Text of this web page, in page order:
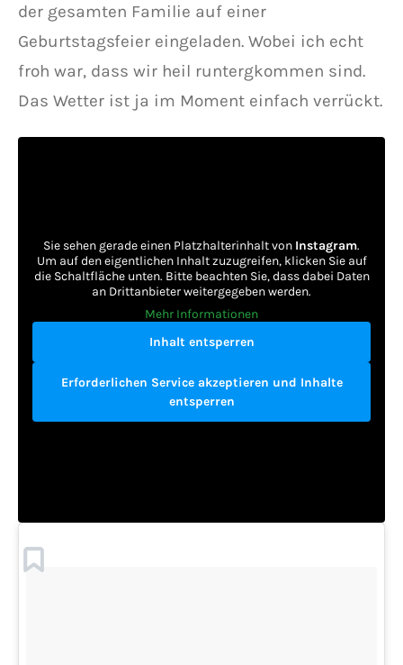
der gesamten Familie auf einer
Geburtstagsfeier eingeladen. Wobei ich echt
froh war, dass wir heil runtergkommen sind.
Das Wetter ist ja im Moment einfach verrückt.
Sie sehen gerade einen Platzhalterinhalt von Instagram.
Um auf den eigentlichen Inhalt zuzugreifen, klicken Sie auf
die Schaltfläche unten. Bitte beachten Sie, dass dabei Daten
an Drittanbieter weitergegeben werden.
Mehr Informationen
Inhalt entsperren
Erforderlichen Service akzeptieren und Inhalte
entsperren